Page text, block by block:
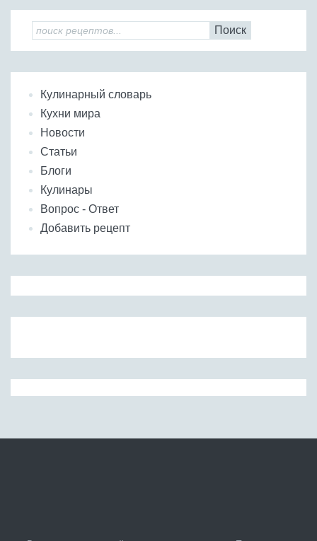
Поиск
Кулинарный словарь
Кухни мира
Новости
Статьи
Блоги
Кулинары
Вопрос - Ответ
Добавить рецепт